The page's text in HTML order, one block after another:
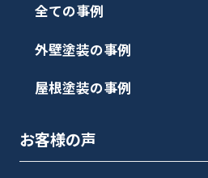
全ての事例
外壁塗装の事例
屋根塗装の事例
お客様の声